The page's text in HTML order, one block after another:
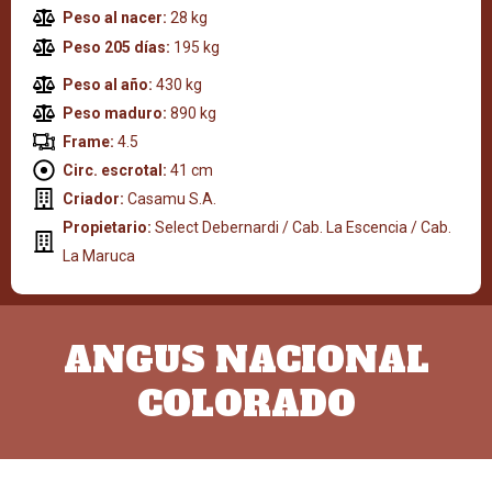
Peso al nacer: 28 kg
Peso 205 días: 195 kg
Peso al año: 430 kg
Peso maduro: 890 kg
Frame: 4.5
Circ. escrotal: 41 cm
Criador: Casamu S.A.
Propietario: Select Debernardi / Cab. La Escencia / Cab.
La Maruca
ANGUS NACIONAL
COLORADO